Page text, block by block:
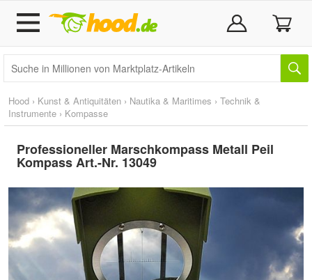
Hood › Kunst & Antiquitäten › Nautika & Maritimes › Technik &
Instrumente › Kompasse
Professioneller Marschkompass Metall Peil
Kompass Art.-Nr. 13049